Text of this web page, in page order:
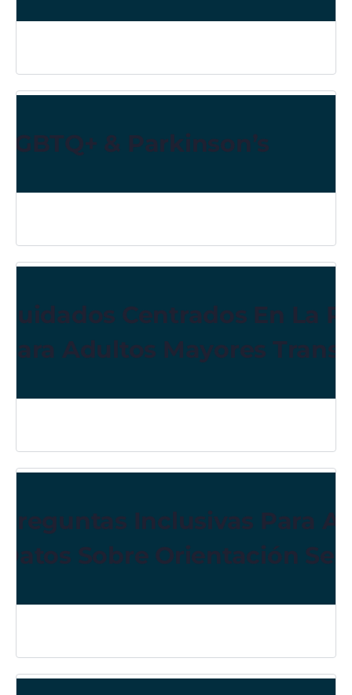
LGBTQ+ & Parkinson’s
Cuidados Centrados En La
Para Adultos Mayores
Preguntas Inclusivas Para
Datos Sobre Orientación